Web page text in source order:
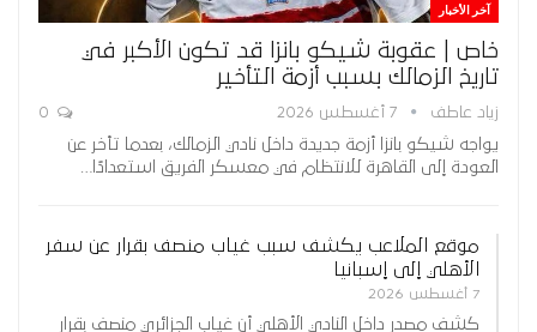
آخر الأخبار
خاص | عقوبة شيكو بانزا قد تكون الأكبر في
تاريخ الزمالك بسبب أزمة التأخير
زياد عاطف 7 أغسطس 2026
يواجه شيكو بانزا أزمة جديدة داخل نادي الزمالك، بعدما تأخر عن
العودة إلى القاهرة للانتظام في معسكر الفريق استعدادًا…
موقع الملاعب يكشف سبب غياب منصف بقرار عن سفر
الأهلي إلى إسبانيا
7 أغسطس 2026
كشف مصدر داخل النادي الأهلي أن غياب الجزائري منصف بقرار